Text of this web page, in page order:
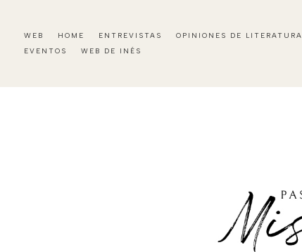
WEB HOME ENTREVISTAS OPINIONES DE LITERATURA
EVENTOS
WEB DE INÉS